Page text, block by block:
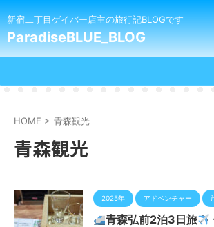
新宿二丁目ゲイバー店主の旅行記BLOGです
ParadiseBLUE_BLOG
HOME > 青森観光
青森観光
2025年 アドベンチャー
青森弘前2泊3日旅